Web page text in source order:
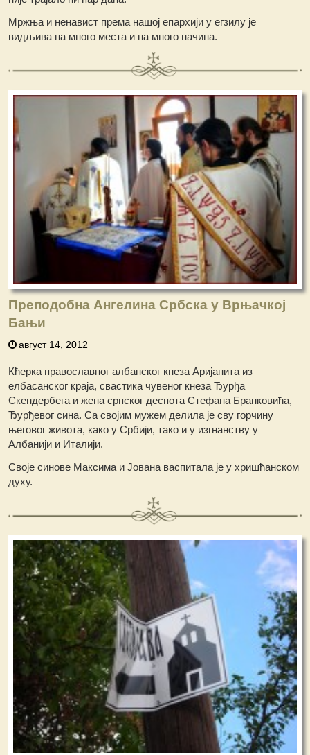
Мржња и ненавист према нашој епархији у егзилу је
видљива на много места и на много начина.
Преподобна Ангелина Србска у Врњачкој
Бањи
август 14, 2012
Кћерка православног албанског кнеза Аријанита из
елбасанског краја, свастика чувеног кнеза Ђурђа
Скендербега и жена српског деспота Стефана Бранковића,
Ђурђевог сина. Са својим мужем делила је сву горчину
његовог живота, како у Србији, тако и у изгнанству у
Албанији и Италији.
Своје синове Максима и Јована васпитала је у хришћанском
духу.